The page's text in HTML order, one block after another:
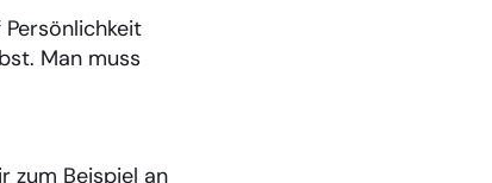
Man muss
zum Beispiel an